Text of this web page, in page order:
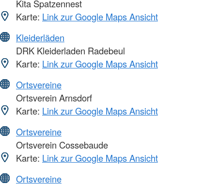
Kita Spatzennest
Karte: Link zur Google Maps Ansicht
Kleiderläden
DRK Kleiderladen Radebeul
Karte: Link zur Google Maps Ansicht
Ortsvereine
Ortsverein Arnsdorf
Karte: Link zur Google Maps Ansicht
Ortsvereine
Ortsverein Cossebaude
Karte: Link zur Google Maps Ansicht
Ortsvereine